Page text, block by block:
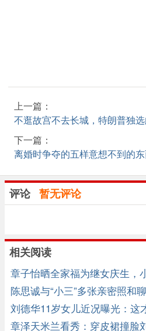
上一篇：
不逛故宫不去长城，特朗普独
下一篇：
离婚时争夺的五样意想不到的
评论 暂无评论
相关阅读
章子怡晒全家福为继女庆生，
陈思诚与“小三”多张亲密照和
刘德华11岁女儿近况曝光：这
章泽天米兰看秀：穿皮裙撞脸